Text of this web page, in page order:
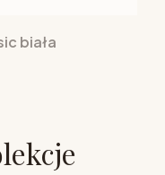
biała